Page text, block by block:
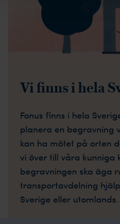
Vi finns i hela
Fonus finns i hela
planera en begravning
kan ha mötet på orten
vi över till våra kunniga
begravningen ska äga
transportavdelning
Sverige eller utomlands.